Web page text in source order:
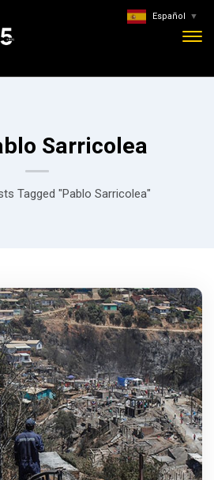
Sarricolea
Tagged "Pablo Sarricolea"
Español ▼